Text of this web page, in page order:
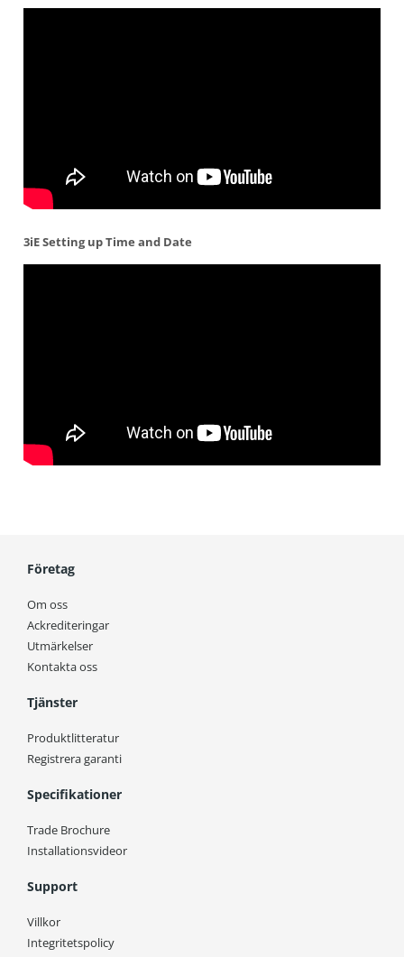
3iE Setting up Time and Date
Företag
Om oss
Ackrediteringar
Utmärkelser
Kontakta oss
Tjänster
Produktlitteratur
Registrera garanti
Specifikationer
Trade Brochure
Installationsvideor
Support
Villkor
Integritetspolicy